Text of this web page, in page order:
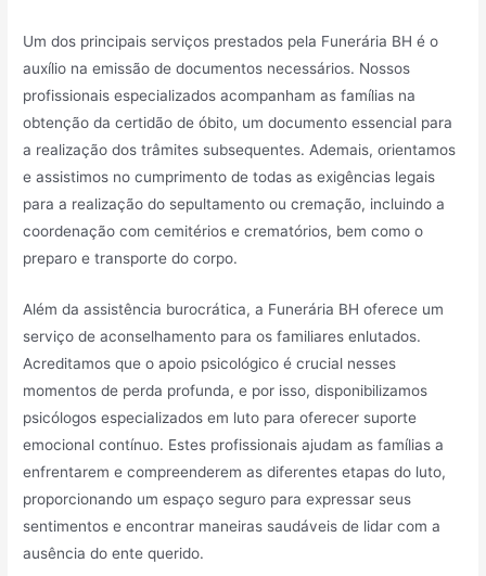
Um dos principais serviços prestados pela Funerária BH é o
auxílio na emissão de documentos necessários. Nossos
profissionais especializados acompanham as famílias na
obtenção da certidão de óbito, um documento essencial para
a realização dos trâmites subsequentes. Ademais, orientamos
e assistimos no cumprimento de todas as exigências legais
para a realização do sepultamento ou cremação, incluindo a
coordenação com cemitérios e crematórios, bem como o
preparo e transporte do corpo.
Além da assistência burocrática, a Funerária BH oferece um
serviço de aconselhamento para os familiares enlutados.
Acreditamos que o apoio psicológico é crucial nesses
momentos de perda profunda, e por isso, disponibilizamos
psicólogos especializados em luto para oferecer suporte
emocional contínuo. Estes profissionais ajudam as famílias a
enfrentarem e compreenderem as diferentes etapas do luto,
proporcionando um espaço seguro para expressar seus
sentimentos e encontrar maneiras saudáveis de lidar com a
ausência do ente querido.